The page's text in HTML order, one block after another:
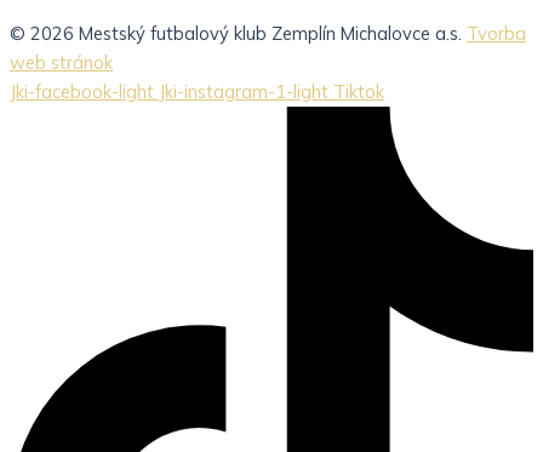
© 2026 Mestský futbalový klub Zemplín Michalovce a.s. Tvorba
web stránok
Jki-facebook-light Jki-instagram-1-light Tiktok